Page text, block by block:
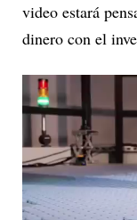
video estará
dinero con el
e
p
r
o